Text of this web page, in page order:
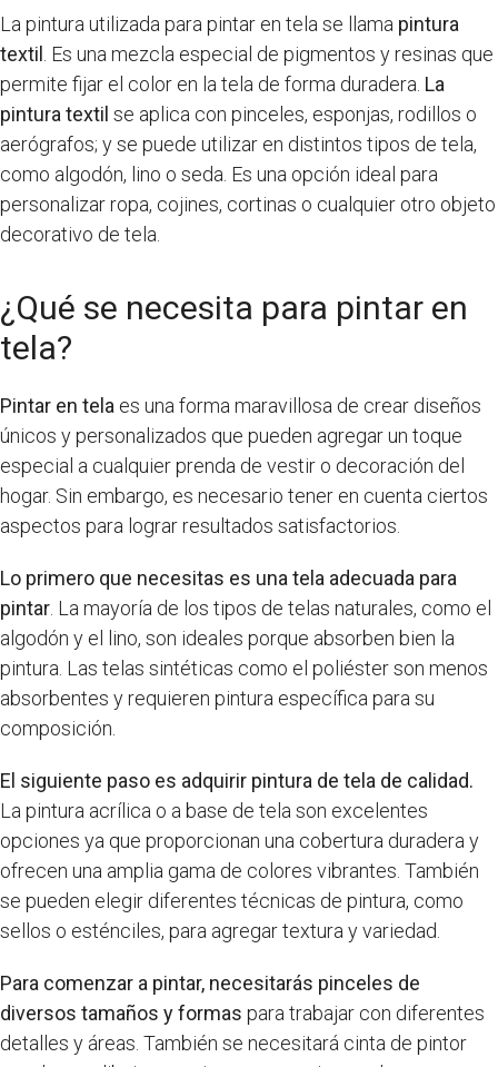
La pintura utilizada para pintar en tela se llama pintura
textil . Es una mezcla especial de pigmentos y resinas que
permite fijar el color en la tela de forma duradera. La
pintura textil se aplica con pinceles, esponjas, rodillos o
aerógrafos; y se puede utilizar en distintos tipos de tela,
como algodón, lino o seda. Es una opción ideal para
personalizar ropa, cojines, cortinas o cualquier otro objeto
decorativo de tela.
¿Qué se necesita para pintar en
tela?
Pintar en tela es una forma maravillosa de crear diseños
únicos y personalizados que pueden agregar un toque
especial a cualquier prenda de vestir o decoración del
hogar. Sin embargo, es necesario tener en cuenta ciertos
aspectos para lograr resultados satisfactorios.
Lo primero que necesitas es una tela adecuada para
pintar . La mayoría de los tipos de telas naturales, como el
algodón y el lino, son ideales porque absorben bien la
pintura. Las telas sintéticas como el poliéster son menos
absorbentes y requieren pintura específica para su
composición.
El siguiente paso es adquirir pintura de tela de calidad.
La pintura acrílica o a base de tela son excelentes
opciones ya que proporcionan una cobertura duradera y
ofrecen una amplia gama de colores vibrantes. También
se pueden elegir diferentes técnicas de pintura, como
sellos o esténciles, para agregar textura y variedad.
Para comenzar a pintar, necesitarás pinceles de
diversos tamaños y formas para trabajar con diferentes
detalles y áreas. También se necesitará cinta de pintor